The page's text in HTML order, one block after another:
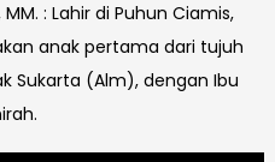
MM. : Lahir di Puhun Ciamis,
anak pertama dari tujuh
Sukarta (Alm), dengan Ibu